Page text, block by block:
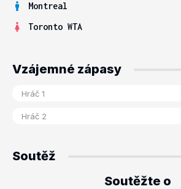
Montreal
Toronto WTA
Vzájemné zápasy
Soutěž
Soutěžte o